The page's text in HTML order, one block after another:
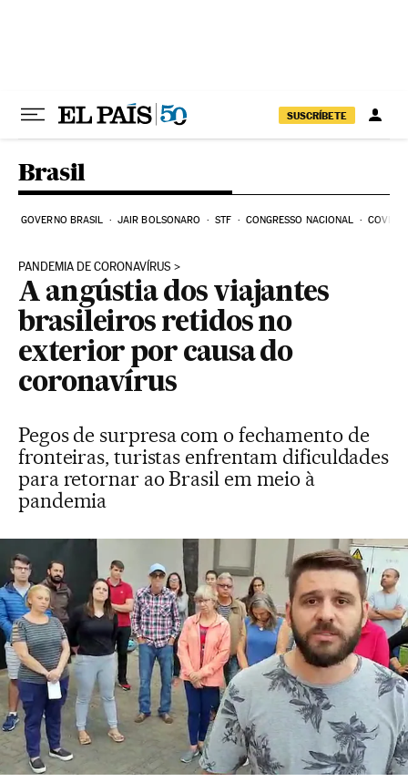
SUSCRÍBETE
Brasil
GOVERNO BRASIL JAIR BOLSONARO STF CONGRESSO NACIONAL COVID-
PANDEMIA DE CORONAVÍRUS
A angústia dos viajantes
brasileiros retidos no
exterior por causa do
coronavírus
Pegos de surpresa com o fechamento de
fronteiras, turistas enfrentam dificuldades
para retornar ao Brasil em meio à
pandemia